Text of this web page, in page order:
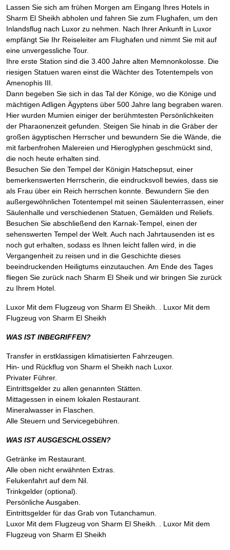
Lassen Sie sich am frühen Morgen am Eingang Ihres Hotels in
Sharm El Sheikh abholen und fahren Sie zum Flughafen, um den
Inlandsflug nach Luxor zu nehmen. Nach Ihrer Ankunft in Luxor
empfängt Sie Ihr Reiseleiter am Flughafen und nimmt Sie mit auf
eine unvergessliche Tour.
Ihre erste Station sind die 3.400 Jahre alten Memnonkolosse. Die
riesigen Statuen waren einst die Wächter des Totentempels von
Amenophis III.
Dann begeben Sie sich in das Tal der Könige, wo die Könige und
mächtigen Adligen Ägyptens über 500 Jahre lang begraben waren.
Hier wurden Mumien einiger der berühmtesten Persönlichkeiten
der Pharaonenzeit gefunden. Steigen Sie hinab in die Gräber der
großen ägyptischen Herrscher und bewundern Sie die Wände, die
mit farbenfrohen Malereien und Hieroglyphen geschmückt sind,
die noch heute erhalten sind.
Besuchen Sie den Tempel der Königin Hatschepsut, einer
bemerkenswerten Herrscherin, die eindrucksvoll bewies, dass sie
als Frau über ein Reich herrschen konnte. Bewundern Sie den
außergewöhnlichen Totentempel mit seinen Säulenterrassen, einer
Säulenhalle und verschiedenen Statuen, Gemälden und Reliefs.
Besuchen Sie abschließend den Karnak-Tempel, einen der
sehenswerten Tempel der Welt. Auch nach Jahrtausenden ist es
noch gut erhalten, sodass es Ihnen leicht fallen wird, in die
Vergangenheit zu reisen und in die Geschichte dieses
beeindruckenden Heiligtums einzutauchen. Am Ende des Tages
fliegen Sie zurück nach Sharm El Sheik und wir bringen Sie zurück
zu Ihrem Hotel.
Luxor Mit dem Flugzeug von Sharm El Sheikh. . Luxor Mit dem
Flugzeug von Sharm El Sheikh
WAS IST INBEGRIFFEN?
Transfer in erstklassigen klimatisierten Fahrzeugen.
Hin- und Rückflug von Sharm el Sheikh nach Luxor.
Privater Führer.
Eintrittsgelder zu allen genannten Stätten.
Mittagessen in einem lokalen Restaurant.
Mineralwasser in Flaschen.
Alle Steuern und Servicegebühren.
WAS IST AUSGESCHLOSSEN?
Getränke im Restaurant.
Alle oben nicht erwähnten Extras.
Felukenfahrt auf dem Nil.
Trinkgelder (optional).
Persönliche Ausgaben.
Eintrittsgelder für das Grab von Tutanchamun.
Luxor Mit dem Flugzeug von Sharm El Sheikh. . Luxor Mit dem
Flugzeug von Sharm El Sheikh